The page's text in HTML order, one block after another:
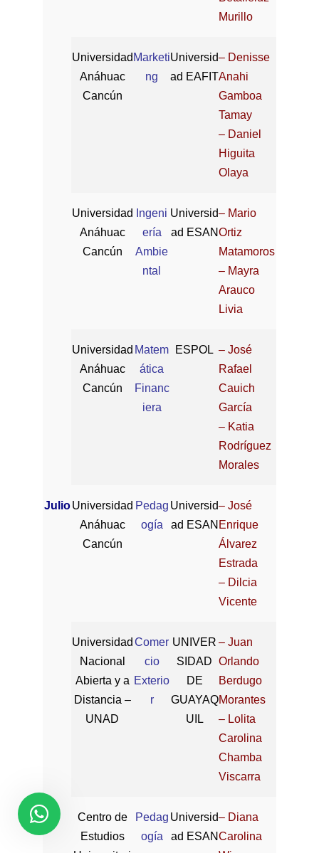
Murillo
Universidad
Anáhuac
Cancún
Marketi
ng
Universid
ad EAFIT
– Denisse
Anahi
Gamboa
Tamay
– Daniel
Higuita
Olaya
Universidad
Anáhuac
Cancún
Ingeni
ería
Ambie
ntal
Universid
ad ESAN
– Mario
Ortiz
Matamoros
– Mayra
Arauco
Livia
Universidad
Anáhuac
Cancún
Matem
ática
Financ
iera
ESPOL – José
Rafael
Cauich
García
– Katia
Rodríguez
Morales
Julio Universidad
Anáhuac
Cancún
Pedag
ogía
Universid
ad ESAN
– José
Enrique
Álvarez
Estrada
– Dilcia
Vicente
Universidad
Nacional
Abierta y a
Distancia –
UNAD
Comer
cio
Exterio
r
UNIVER
SIDAD
DE
GUAYAQ
UIL
– Juan
Orlando
Berdugo
Morantes
– Lolita
Carolina
Chamba
Viscarra
Centro de
Estudios
Pedag
ogía
Universid
ad ESAN
– Diana
Carolina